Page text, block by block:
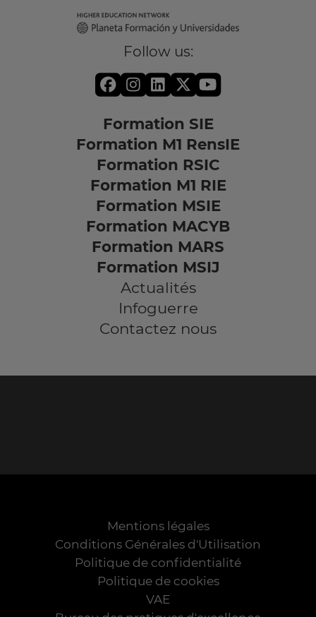
Follow us:
Formation SIE
Formation M1 RensIE
Formation RSIC
Formation M1 RIE
Formation MSIE
Formation MACYB
Formation MARS
Formation MSIJ
Actualités
Infoguerre
Contactez nous
Mentions légales
Conditions Générales d'Utilisation
Politique de confidentialité
Politique de cookies
VAE